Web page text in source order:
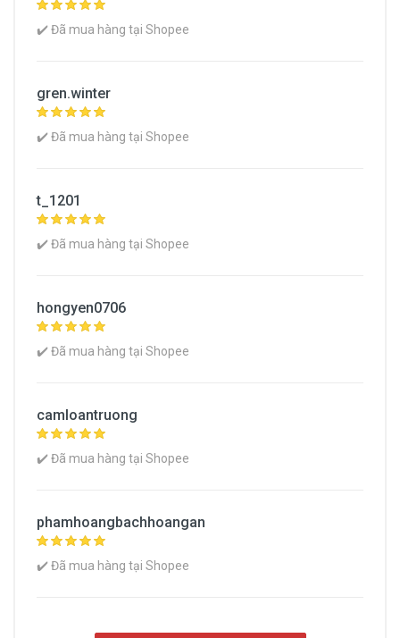
Xem Chi Tiết Thông Tin Sản Phẩm
✔️ Đã mua hàng tại Shopee
gren.winter
✔️ Đã mua hàng tại Shopee
t_1201
✔️ Đã mua hàng tại Shopee
hongyen0706
✔️ Đã mua hàng tại Shopee
camloantruong
✔️ Đã mua hàng tại Shopee
phamhoangbachhoangan
✔️ Đã mua hàng tại Shopee